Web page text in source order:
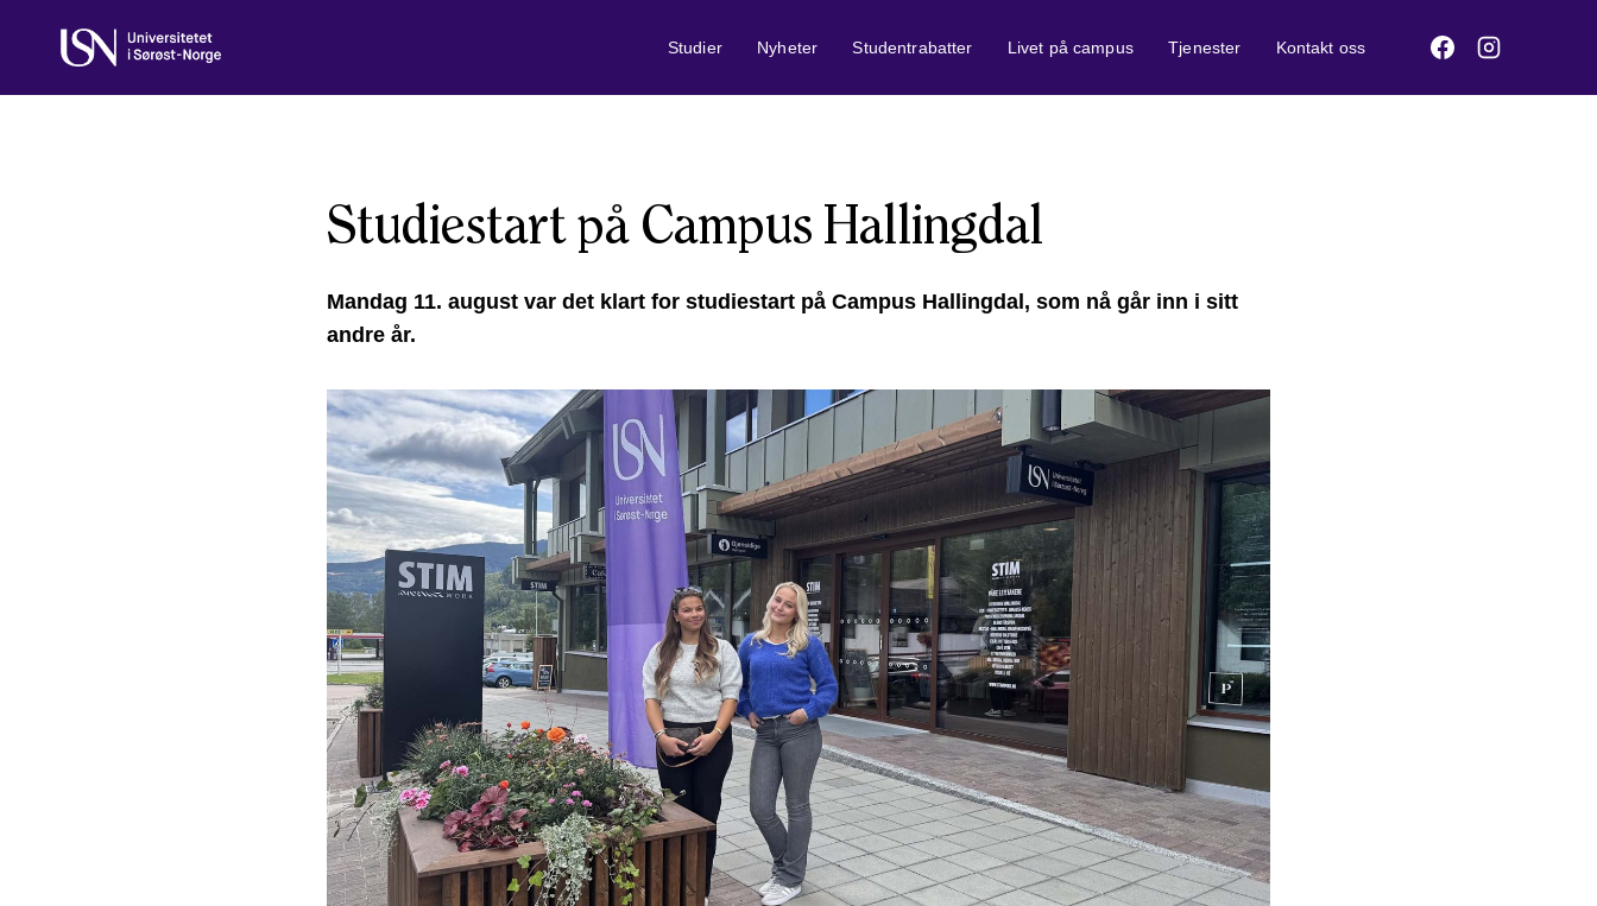
Studier Nyheter Studentrabatter Livet på campus Tjenester Kontakt oss
Studiestart på Campus Hallingdal
Mandag 11. august var det klart for studiestart på Campus Hallingdal, som nå går inn i sitt
andre år.